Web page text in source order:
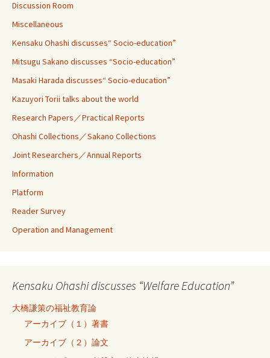
Discussion Room
Miscellaneous
Kensaku Ohashi discusses“ Socio-education”
Mitsugu Sakano discusses “Socio-education”
Masaki Harada discusses“ Socio-education”
Kazuyori Torii talks about the world
Research Papers／Practical Reports
Ohashi Collections／Sakano Collections
Joint Researchers／Annual Reports
Information
Platform
Reader Survey
Operation and Management
Kensaku Ohashi discusses “Welfare Education”
大橋謙策の福祉教育論
アーカイブ（１）著書
アーカイブ（２）論文